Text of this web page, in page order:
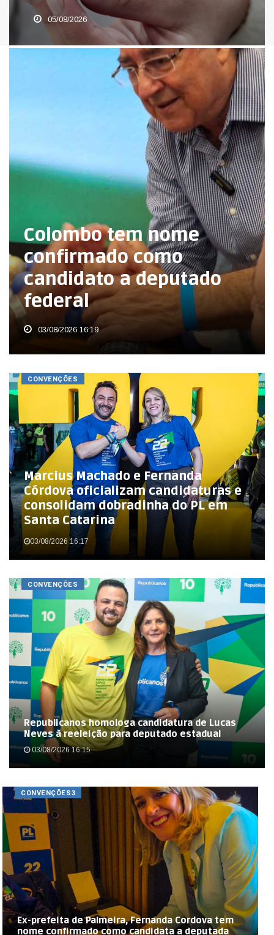
05/08/2026
Colombo tem nome
confirmado como
candidato a deputado
federal
03/08/2026 16:19
CONVENÇÕES
Marcius Machado e Fernanda
Córdova oficializam candidaturas e
consolidam dobradinha do PL em
Santa Catarina
03/08/2026 16:17
CONVENÇÕES
Republicanos homologa candidatura de Lucas
Neves à reeleição para deputado estadual
03/08/2026 16:15
CONVENÇÕES3
Ex-prefeita de Palmeira, Fernanda Cordova tem
nome confirmado como candidata a deputada